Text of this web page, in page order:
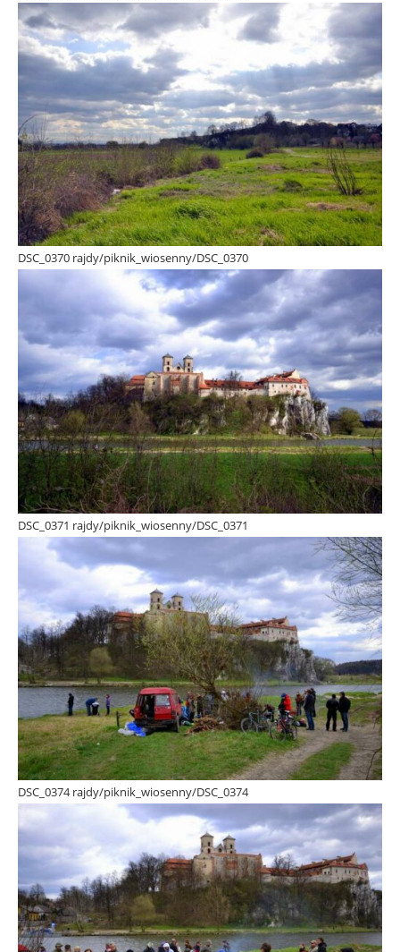
DSC_0370 rajdy/piknik_wiosenny/DSC_0370
DSC_0371 rajdy/piknik_wiosenny/DSC_0371
DSC_0374 rajdy/piknik_wiosenny/DSC_0374